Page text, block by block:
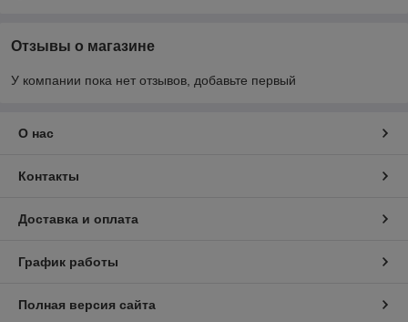
Отзывы о магазине
У компании пока нет отзывов, добавьте первый
О нас
Контакты
Доставка и оплата
График работы
Полная версия сайта